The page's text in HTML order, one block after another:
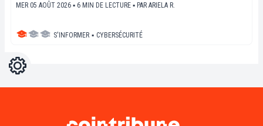
MER 05 AOÛT 2026 ▪ 6 MIN DE LECTURE ▪ PAR ARIELA R.
S'INFORMER ▪ CYBERSÉCURITÉ
Réglages